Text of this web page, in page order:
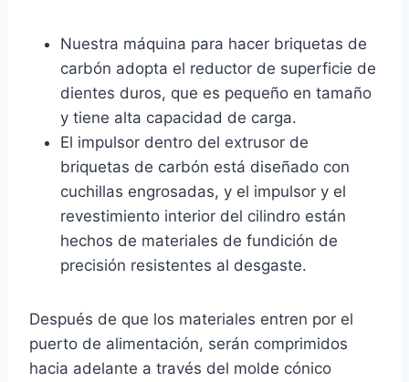
Nuestra máquina para hacer briquetas de
carbón adopta el reductor de superficie de
dientes duros, que es pequeño en tamaño
y tiene alta capacidad de carga.
El impulsor dentro del extrusor de
briquetas de carbón está diseñado con
cuchillas engrosadas, y el impulsor y el
revestimiento interior del cilindro están
hechos de materiales de fundición de
precisión resistentes al desgaste.
Después de que los materiales entren por el
puerto de alimentación, serán comprimidos
hacia adelante a través del molde cónico